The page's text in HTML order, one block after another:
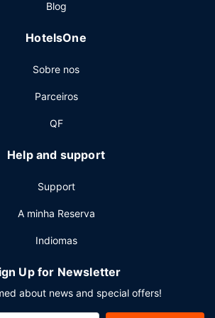
incluem um business center,
um evento em Thompson? Este hotel
área total de 35 metros quadrados. Há
Blog
HotelsOne
Sobre nos
Parceiros
QF
Help and support
Support
A minha Reserva
Indiomas
Up for Newsletter
about news and special offers!